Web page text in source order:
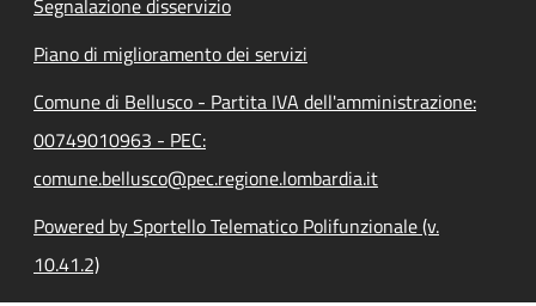
Piano di miglioramento dei servizi
Comune di Bellusco - Partita IVA dell'amministrazione:
00749010963 - PEC:
comune.bellusco@pec.regione.lombardia.it
Powered by Sportello Telematico Polifunzionale (v.
10.41.2)